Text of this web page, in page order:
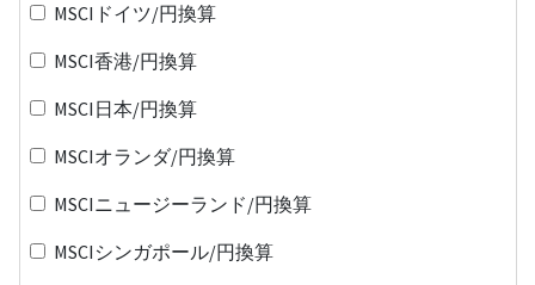
MSCIドイツ/円換算
MSCI香港/円換算
MSCI日本/円換算
MSCIオランダ/円換算
MSCIニュージーランド/円換算
MSCIシンガポール/円換算